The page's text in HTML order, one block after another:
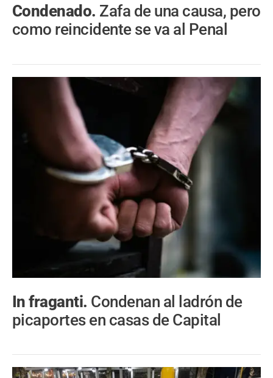
Condenado. Zafa de una causa, pero
como reincidente se va al Penal
In fraganti. Condenan al ladrón de
picaportes en casas de Capital